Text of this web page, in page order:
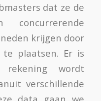
dat ze de
krijgen door
te plaatsen. Er is
wordt
verschillende